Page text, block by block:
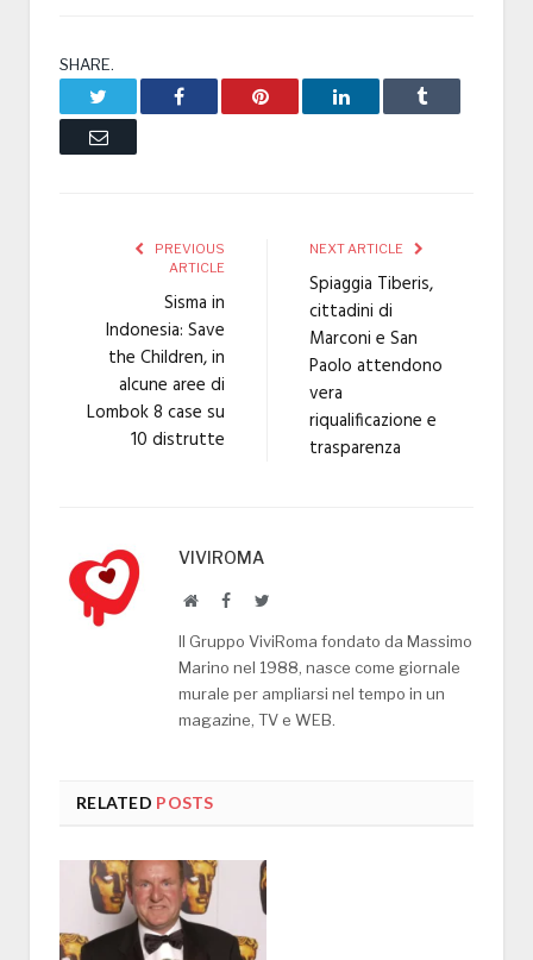
SHARE.
Facebook Pinterest LinkedIn Tumblr
Email
PREVIOUS
ARTICLE
Sisma in
Indonesia: Save
the Children, in
alcune aree di
Lombok 8 case su
10 distrutte
NEXT ARTICLE
Spiaggia Tiberis,
cittadini di
Marconi e San
Paolo attendono
vera
riqualificazione e
trasparenza
VIVIROMA
WebsiteFacebookTwitter
Il Gruppo ViviRoma fondato da Massimo
Marino nel 1988, nasce come giornale
murale per ampliarsi nel tempo in un
magazine, TV e WEB.
RELATED POSTS